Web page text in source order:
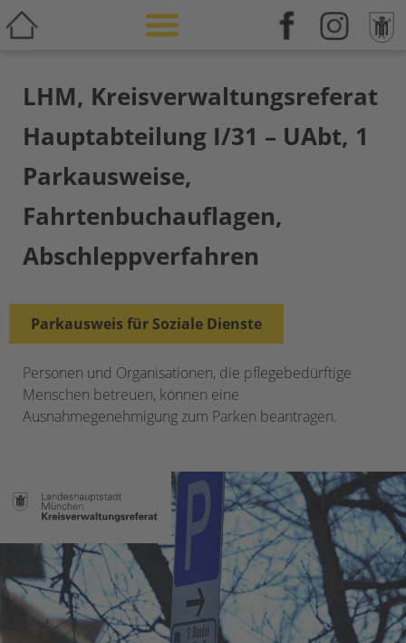
LHM, Kreisverwaltungsreferat
Hauptabteilung I/31 – UAbt, 1
Parkausweise,
Fahrtenbuchauflagen,
Abschleppverfahren
Parkausweis für Soziale Dienste
Personen und Organisationen, die pflegebedürftige
Menschen betreuen, können eine
Ausnahmegenehmigung zum Parken beantragen.